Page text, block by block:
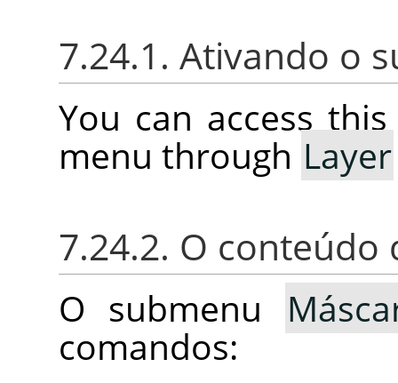
7.24.1. Ativando o
You can access
menu through Layer
7.24.2. O
O submenu
comandos: